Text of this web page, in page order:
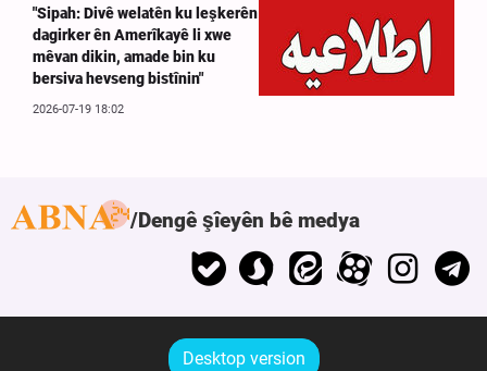
"Sipah: Divê welatên ku leşkerên
dagirker ên Amerîkayê li xwe
mêvan dikin, amade bin ku
bersiva hevseng bistînin"
2026-07-19 18:02
Dengê şîeyên bê medya
Desktop version